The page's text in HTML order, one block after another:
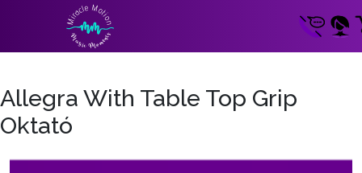
Allegra With Table Top Grip
Oktató